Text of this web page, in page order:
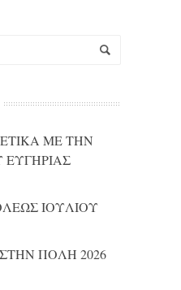
ΜΕ ΤΗΝ
ΙΟΥΛΙΟΥ
ΠΟΛΗ 2026